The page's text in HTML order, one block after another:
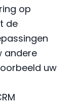
op
de
andere
uw